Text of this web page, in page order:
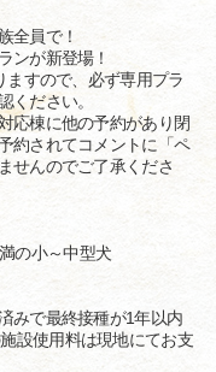
全員で！
ンが新登場！
すので、必ず専用プラ
ください。
応棟に他の予約があり閉
約されてコメントに「ペ
せんのでご了承くださ
の小～中型犬
みで最終接種が1年以内
設使用料は現地にてお支